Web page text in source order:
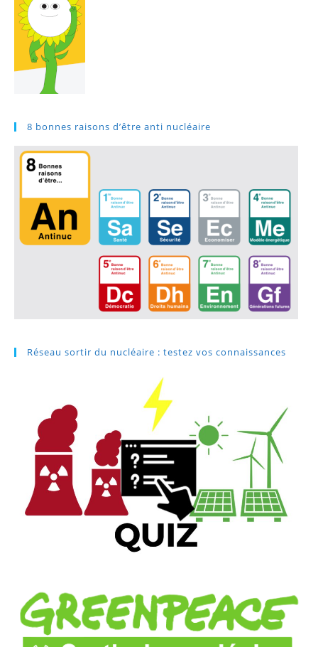
8 bonnes raisons d’être anti nucléaire
Réseau sortir du nucléaire : testez vos connaissances